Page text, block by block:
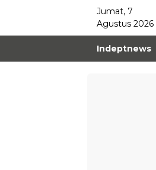
Jumat, 7
Agustus 2026
Indeptnews